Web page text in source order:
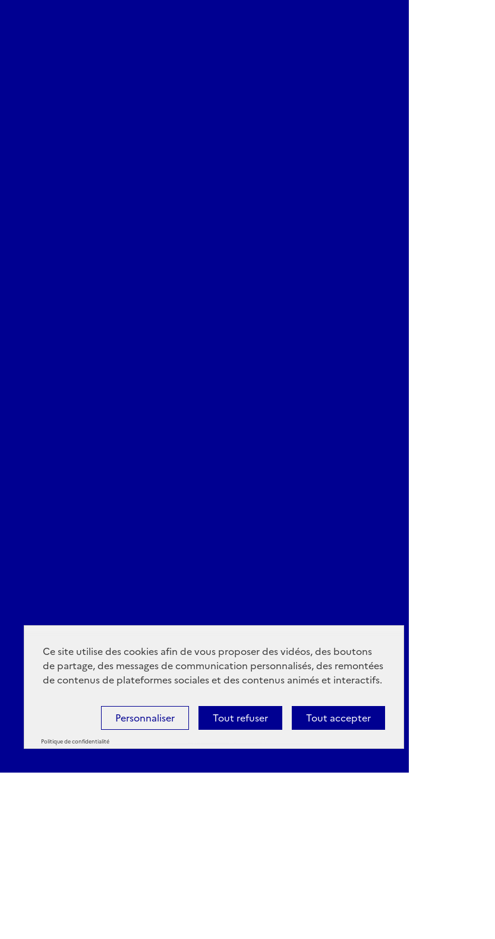
Ce site utilise des cookies afin de vous proposer des vidéos, des boutons
de partage, des messages de communication personnalisés, des remontées
de contenus de plateformes sociales et des contenus animés et interactifs.
Tout accepter
Tout refuser
Personnaliser
Politique de confidentialité